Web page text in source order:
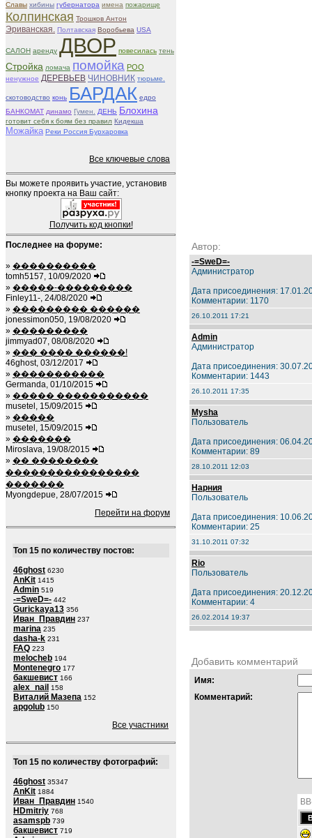
Славы хибины губернатора имена пожарище
Колпинская Трошков Антон
Эриванская. Полтавская Воробьева USA
САЛОН аренду ДВОР повесилась тень
Стройка ломача помойка РОО
ненужное ДЕРЕВЬЕВ ЧИНОВНИК тюрьме.
скотоводство конь БАРДАК едро
БАНКОМАТ динамо Гумен. ДЕНЬ Блохина
готовит себя к боям без правил Кидекша
Можайка Реки Россия Бурхаровка
Все ключевые слова
Вы можете проявить участие, установив
кнопку проекта на Ваш сайт:
Получить код кнопки!
Последнее на форуме:
» ����������
tomh5157, 10/09/2020
» �����-���������
Finley11-, 24/08/2020
» ��������� ������
jonessimon050, 19/08/2020
» ���������
jimmyad07, 08/08/2020
» ��� ���� ������!
46ghost, 03/12/2017
» �����������
Germanda, 01/10/2015
» ����� �����������
musetel, 15/09/2015
» �����
musetel, 15/09/2015
» �������
Miroslava, 19/08/2015
» �� ��������
����������������
�������
Myongdepue, 28/07/2015
Перейти на форум
Топ 15 по количеству постов:
46ghost 6230
AnKit 1415
Admin 519
-=SweD=- 442
Gurickaya13 356
Иван_Правдин 237
marina 235
dasha-k 231
FAQ 223
melocheb 194
Montenegro 177
бакшевист 166
alex_nail 158
Виталий Мазепа 152
apgolub 150
Все участники
Топ 15 по количеству фотографий:
46ghost 35347
AnKit 1884
Иван_Правдин 1540
HDmitriy 768
asamspb 739
бакшевист 719
Автор:
-=SweD=-
Администратор
Дата присоединения:
Комментарии: 1170
26.10.2011 17:21
Admin
Администратор
Дата присоединения:
Комментарии: 1443
26.10.2011 17:35
Mysha
Пользователь
Дата присоединения:
Комментарии: 89
28.10.2011 12:03
Нарния
Пользователь
Дата присоединения:
Комментарии: 25
31.10.2011 07:32
Rio
Пользователь
Дата присоединения:
Комментарии: 4
26.02.2014 19:37
Добавить комментарий
Имя:
Комментарий: